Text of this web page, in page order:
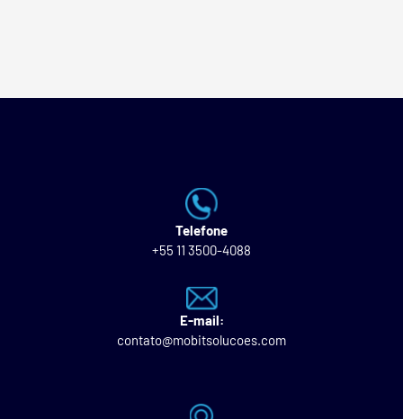
Telefone
+55 11 3500-4088
E-mail:
contato@mobitsolucoes.com